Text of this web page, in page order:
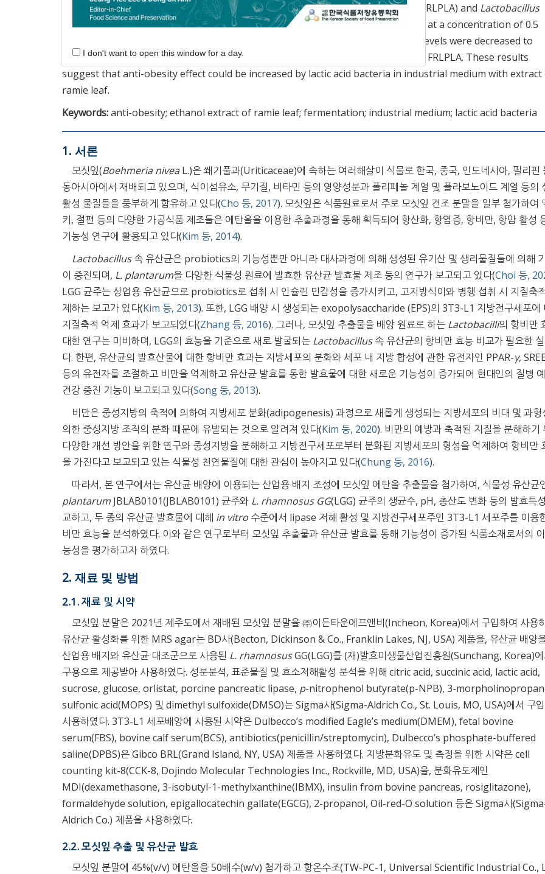
inhibitory activities of
Lactiplantibacillus plantarum(L. plantarum) JBLAB0101 (FRLPLA) and Lactobacillus
rhamnosusGG (LGG, (FRLLGG)) ferments were 30.10%, and 25.63%, respectively, at a concentration of 0.5
and SREBP-1c mRNA levels were decreased to
37.54%, 54.64%, 24.18%, and 31.32%, respectively, at 200
g/mL concentration of FRLPLA. These results
suggest that anti-obesity effect could be increased by lactic acid bacteria in industrial medium with
ramie leaf.
Keywords:anti-obesity; ethanol extract of ramie leaf; fermentation; industrial medium; lactic acid bacteria
1. 서론
모싯잎(Boehmeria niveaL.)은 쐐기풀과(Uriticaceae)에 속하는 여러해살이 식물로 한국, 중국, 인도네시아, 필리핀
동아시아에서 재배되고 있으며, 식이섬유소, 무기질, 비타민 등의 영양성분과 폴리페놀 계열 및 플라보노이드 계열 등의
활성 물질들을 풍부하게 함유하고 있다(Cho 등, 2017). 모싯잎은 식품원료로서 주로 모싯잎 건조 분말을 일부 첨가하여
키, 절편 등의 다양한 가공식품 제조들은 에탄올을 이용한 추출과정을 통해 획득되어 항산화, 항염증, 항비만, 항암 활성
기능성 연구에 활용되고 있다(Kim 등, 2014).
Lactobacillus속 유산균은 probiotics의 기능성뿐만 아니라 대사과정에 의해 생성된 유기산 및 생리물질들에 의해
이 증진되며, L. plantarum을 다양한 식물성 원료에 발효한 유산균 발효물 제조 등의 연구가 보고되고 있다(Choi 등,
LGG 균주는 상업용 유산균으로 probiotics로 섭취 시 인슐린 민감성을 증가시키고, 고지방식이와 병행 섭취 시 지질축
제하는 보고가 있다(Kim 등, 2013). 또한, LGG 배양 시 생성되는 exopolysaccharide (EPS)의 3T3-L1 지방전구세포에
지질축적 억제 효과가 보고되었다(Zhang 등, 2016). 그러나, 모싯잎 추출물을 배양 원료로 하는 Lactobacilli의 항비만
대한 연구는 미비하며, LGG의 효능을 기준으로 새로 발굴되는 Lactobacillus속 유산균의 항비만 효능 비교가 필요한
다. 한편, 유산균의 발효산물에 대한 항비만 효과는 지방세포의 분화와 세포 내 지방 합성에 관한 유전자인 PPAR-γ,
등의 유전자를 조절하고 비만을 억제하고 유산균 발효를 통한 발효물에 대한 새로운 기능성이 증가되어 현대인의 질병
건강 증진 기능이 보고되고 있다(Song 등, 2013).
비만은 중성지방의 축적에 의하여 지방세포 분화(adipogenesis) 과정으로 새롭게 생성되는 지방세포의 비대 및 과형
의한 중성지방 조직의 분화 때문에 유발되는 것으로 알려져 있다(Kim 등, 2020). 비만의 예방과 축적된 지질을 분해하기
다양한 개선 방안을 위한 연구와 중성지방을 분해하고 지방전구세포로부터 분화된 지방세포의 형성을 억제하여 항비만
을 가진다고 보고되고 있는 식물성 천연물질에 대한 관심이 높아지고 있다(Chung 등, 2016).
따라서, 본 연구에서는 유산균 배양에 이용되는 산업용 배지 조성에 모싯잎 에탄올 추출물을 첨가하여, 식물성 유산균
plantarum JBLAB0101(JBLAB0101) 균주와 L. rhamnosus GG(LGG) 균주의 생균수, pH, 총산도 변화 등의 발효특
교하고, 두 종의 유산균 발효물에 대해 in vitro 수준에서 lipase 저해 활성 및 지방전구세포주인 3T3-L1 세포주를 이용
비만 효능을 분석하였다. 이와 같은 연구로부터 모싯잎 추출물과 유산균 발효를 통해 기능성이 증가된 식품소재로서의
능성을 평가하고자 하였다.
2. 재료 및 방법
2.1. 재료 및 시약
모싯잎 분말은 2021년 제주도에서 재배된 모싯잎 분말을 ㈜이든타운에프앤비(Incheon, Korea)에서 구입하여 사용
유산균 활성화를 위한 MRS agar는 BD사(Becton, Dickinson & Co., Franklin Lakes, NJ, USA) 제품을, 유산균 배양
산업용 배지와 유산균 대조군으로 사용된 L. rhamnosusGG(LGG)를 (재)발효미생물산업진흥원(Sunchang, Korea)
구용으로 제공받아 사용하였다. 성분분석, 표준물질 및 효소저해활성 분석을 위해 citric acid, succinic acid, lactic acid,
sucrose, glucose, orlistat, porcine pancreatic lipase, p-nitrophenol butyrate(p-NPB), 3-
sulfonic acid(MOPS) 및 dimethyl sulfoxide(DMSO)는 Sigma사(Sigma-Aldrich Co., St. Louis, MO, USA)에서 구
사용하였다. 3T3-L1 세포배양에 사용된 시약은 Dulbecco’s modified Eagle’s medium(DMEM), fetal bovine
serum(FBS), bovine calf serum(BCS), antibiotics(penicillin/streptomycin), Dulbecco’s phosphate-buffered
saline(DPBS)은 Gibco BRL(Grand Island, NY, USA) 제품을 사용하였다. 지방분화유도 및 측정을 위한 시약은 cell
counting kit-8(CCK-8, Dojindo Molecular Technologies Inc., Rockville, MD, USA)을, 분화유도제인
MDI(dexamethasone, 3-isobutyl-1-methylxanthine(IBMX), insulin from bovine pancreas, rosiglitazone),
formaldehyde solution, epigallocatechin gallate(EGCG), 2-propanol, Oil-red-O solution 등은 Sigma사
Aldrich Co.) 제품을 사용하였다.
2.2. 모싯잎 추출 및 유산균 발효
모싯잎 분말에 45%(v/v) 에탄올을 50배수(w/v) 첨가하고 항온수조(TW-PC-1, Universal Scientific Industrial Co.,
I don't want to open this window for a day.